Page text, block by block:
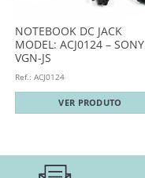
NOTEBOOK DC JACK
MODEL: ACJ0124 – SONY
VGN-JS
Ref.: ACJ0124
VER PRODUTO